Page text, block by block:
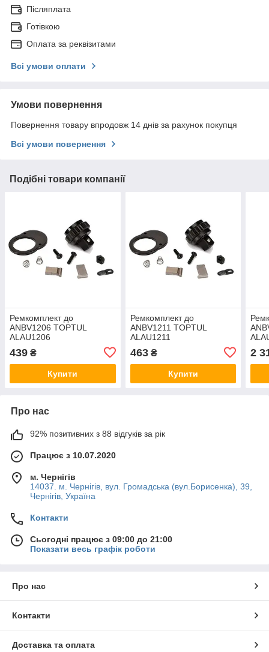
Післяплата
Готівкою
Оплата за реквізитами
Всі умови оплати
Умови повернення
Повернення товару впродовж 14 днів за рахунок покупця
Всі умови повернення
Подібні товари компанії
Ремкомплект до
ANBV1206 TOPTUL
ALAU1206
439 ₴
Купити
Ремкомплект до
ANBV1211 TOPTUL
ALAU1211
463₴
Купити
2
Про нас
92% позитивних з 88 відгуків за рік
Працює з 10.07.2020
м. Чернігів
14037. м. Чернігів, вул. Громадська (вул.Борисенка), 39,
Чернігів, Україна
Контакти
Сьогодні працює з 09:00 до 21:00
Показати весь графік роботи
Про нас
Контакти
Доставка та оплата